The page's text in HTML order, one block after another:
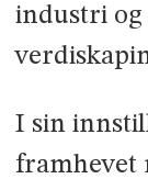
industri og
I sin
framhevet